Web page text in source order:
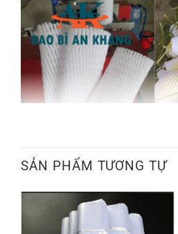
SẢN PHẨM TƯƠNG TỰ